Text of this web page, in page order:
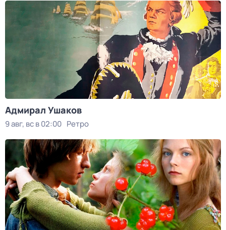
Адмирал Ушаков
9 авг, вс в 02:00 Ретро